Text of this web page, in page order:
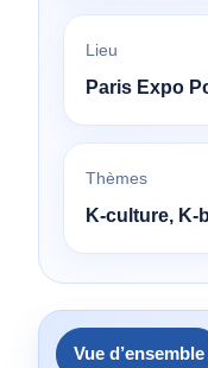
Lieu
Paris Expo
Thèmes
K-culture, K-
Vue d’ensemble